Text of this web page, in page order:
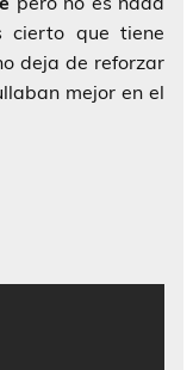
cierto que tiene
deja de reforzar
mejor en el